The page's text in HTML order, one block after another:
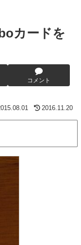
カードを
コメント
2016.11.20